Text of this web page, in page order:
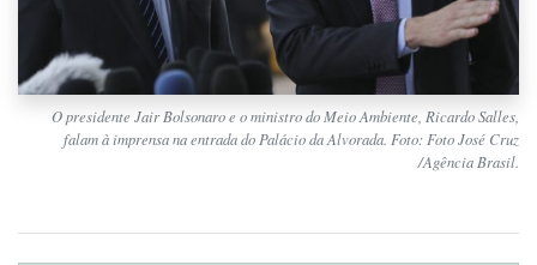
O presidente Jair Bolsonaro e o ministro do Meio Ambiente, Ricardo Salles,
falam à imprensa na entrada do Palácio da Alvorada. Foto: Foto José Cruz
/Agência Brasil.